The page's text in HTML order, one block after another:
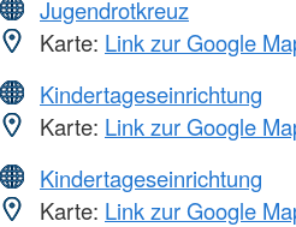
Jugendrotkreuz
Karte: Link zur Google
Kindertageseinrichtung
Karte: Link zur Google
Kindertageseinrichtung
Karte: Link zur Google